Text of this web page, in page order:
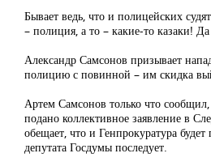
Бывает ведь, что и полицейских
– полиция, а то – какие-то казаки!
Александр Самсонов призывает
полицию с повинной – им скидка
Артем Самсонов только что
подано коллективное заявление в
обещает, что и Генпрокуратура
депутата Госдумы последует.